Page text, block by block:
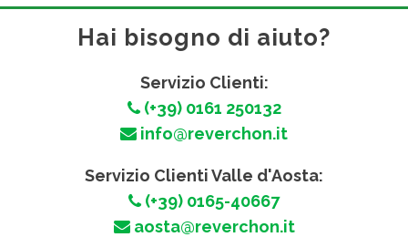
Hai bisogno di aiuto?
Servizio Clienti:
(+39) 0161 250132
info@reverchon.it
Servizio Clienti Valle d'Aosta:
(+39) 0165-40667
aosta@reverchon.it